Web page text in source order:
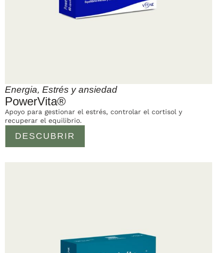
Energia, Estrés y ansiedad
PowerVita®
DESCUBRIR
Apoyo para gestionar el estrés, controlar el cortisol y
recuperar el equilibrio.